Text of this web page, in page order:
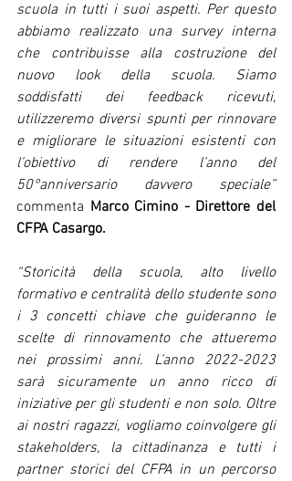
scuola in tutti i suoi aspetti. Per questo
abbiamo realizzato una survey interna
che contribuisse alla costruzione del
nuovo look della scuola. Siamo
soddisfatti dei feedback ricevuti,
utilizzeremo diversi spunti per rinnovare
e migliorare le situazioni esistenti con
l’obiettivo di rendere l’anno del
50°anniversario davvero speciale”
commenta Marco Cimino - Direttore del
CFPA Casargo.
“Storicità della scuola, alto livello
formativo e centralità dello studente sono
i 3 concetti chiave che guideranno le
scelte di rinnovamento che attueremo
nei prossimi anni. L’anno 2022-2023
sarà sicuramente un anno ricco di
iniziative per gli studenti e non solo. Oltre
ai nostri ragazzi, vogliamo coinvolgere gli
stakeholders, la cittadinanza e tutti i
partner storici del CFPA in un percorso